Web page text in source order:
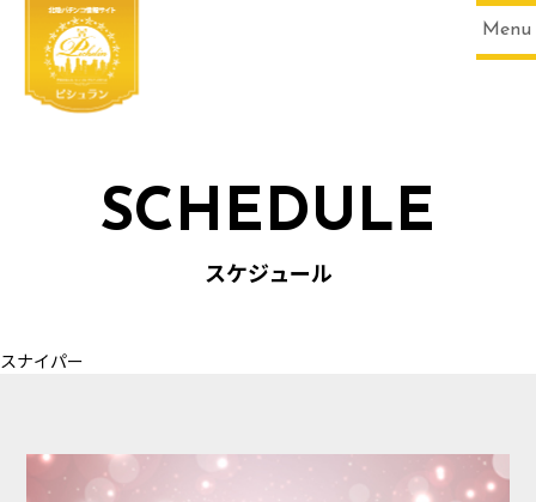
Menu
SCHEDULE
スケジュール
スナイパー